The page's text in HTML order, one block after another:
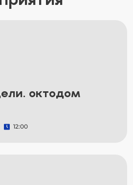
октодом
12:00